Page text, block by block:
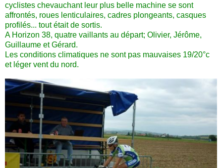
cyclistes chevauchant leur plus belle machine se sont
affrontés, roues lenticulaires, cadres plongeants, casques
profilés... tout était de sortis.
A Horizon 38, quatre vaillants au départ; Olivier, Jérôme,
Guillaume et Gérard.
Les conditions climatiques ne sont pas mauvaises 19/20°c
et léger vent du nord.